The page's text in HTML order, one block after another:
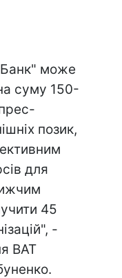
Банк" може
суму 150-
позик,
для
45
-
ВАТ